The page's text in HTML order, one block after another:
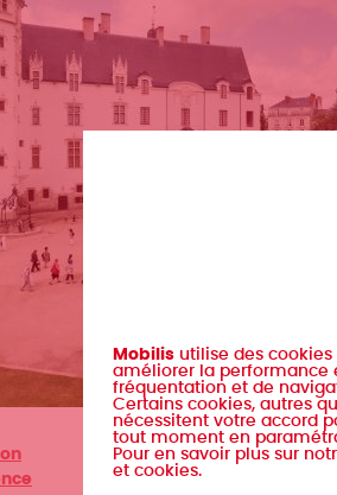
Mobilis utilise des
améliorer la performance
fréquentation et de
Certains cookies, autres
nécessitent votre accord
tout moment en
Pour en savoir plus sur
et cookies.